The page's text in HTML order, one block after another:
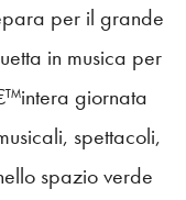
per il grande
in musica per
giornata
spettacoli,
spazio verde